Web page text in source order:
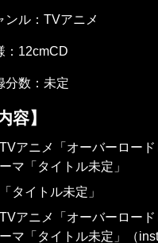
ル：TVアニメ
12cmCD
数：未定
容】
TVアニメ「オーバーロー
マ「タイトル未定」
タイトル未定」
TVアニメ「オーバーロー
マ「タイトル未定」（